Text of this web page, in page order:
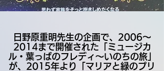
日野原重明先生の企画で、2006～
2014まで開催された「ミュージカ
ル・葉っぱのフレディ～いのちの旅」
が、2015年より「マリアと緑のプリ